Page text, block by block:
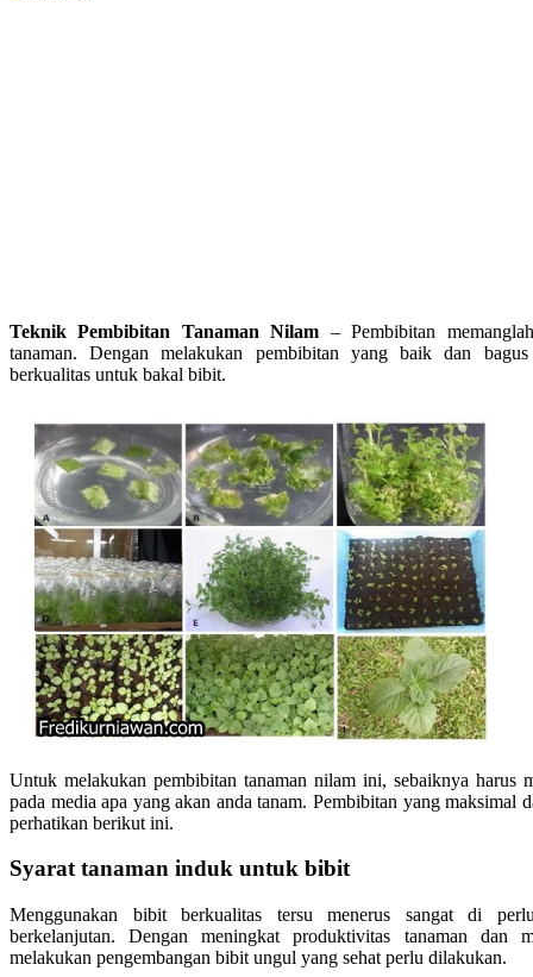
Teknik Pembibitan Tanaman Nilam – Pembibitan
tanaman. Dengan melakukan pembibitan yang baik dan
berkualitas untuk bakal bibit.
Untuk melakukan pembibitan tanaman nilam ini, sebaiknya harus
pada media apa yang akan anda tanam. Pembibitan yang maksimal
perhatikan berikut ini.
Syarat tanaman induk untuk bibit
Menggunakan bibit berkualitas tersu menerus sangat di
berkelanjutan. Dengan meningkat produktivitas tanaman dan
melakukan pengembangan bibit ungul yang sehat perlu dilakukan.